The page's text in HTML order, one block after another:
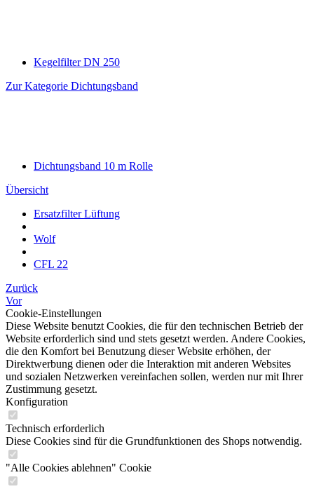
Kegelfilter DN 250
Zur Kategorie Dichtungsband
Dichtungsband 10 m Rolle
Übersicht
Ersatzfilter Lüftung
Wolf
CFL 22
Zurück
Vor
Cookie-Einstellungen
Diese Website benutzt Cookies, die für den technischen Betrieb der
Website erforderlich sind und stets gesetzt werden. Andere Cookies,
die den Komfort bei Benutzung dieser Website erhöhen, der
Direktwerbung dienen oder die Interaktion mit anderen Websites
und sozialen Netzwerken vereinfachen sollen, werden nur mit Ihrer
Zustimmung gesetzt.
Konfiguration
Technisch erforderlich
Diese Cookies sind für die Grundfunktionen des Shops notwendig.
"Alle Cookies ablehnen" Cookie